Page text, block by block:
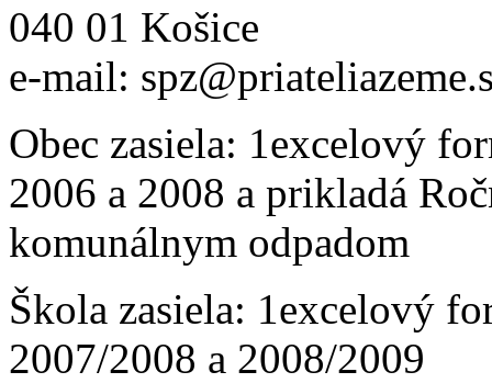
040 01 Košice
e-mail:
Obec zasiela: 1excelový
2006 a 2008 a prikladá
komunálnym odpadom
Škola zasiela: 1excelový
2007/2008 a 2008/2009